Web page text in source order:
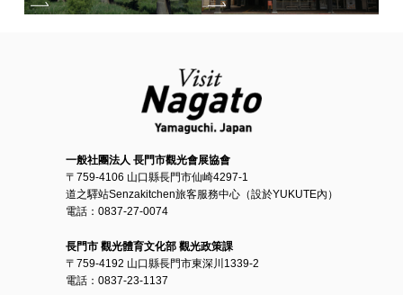
一般社團法人 長門市觀光會展協會
〒759-4106 山口縣長門市仙崎4297-1
道之驛站Senzakitchen旅客服務中心（設於YUKUTE內）
電話：0837-27-0074
長門市 觀光體育文化部 觀光政策課
〒759-4192 山口縣長門市東深川1339-2
電話：0837-23-1137